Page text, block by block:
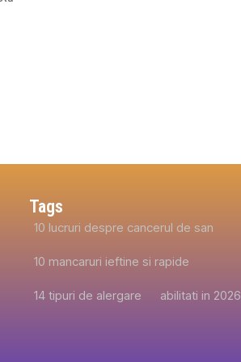
Tags
10 lucruri despre cancerul de san
10 mancaruri ieftine si rapide
14 tipuri de alergare abilitati in 2026